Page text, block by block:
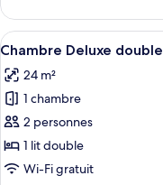
double
Chambre
supérieure
double
Afficher
toutes
les
photos
pour
ce
type
6
Chambre Deluxe double
24 m²
1 chambre
2 personnes
1 lit double
Wi-Fi gratuit